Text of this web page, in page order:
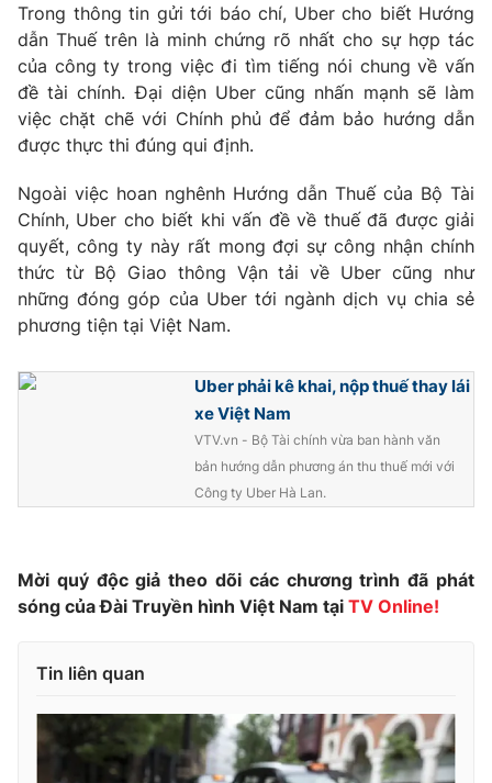
VTV Sức khoẻ Bất động sản
Thị trường 24h Tấm lòng Việt
VTV4 Vươn mình bằng AI
VTV9 VTV8
Liên hệ tòa soạn English
THỜI BÁO VTV
Theo dõi báo trên
Cơ quan báo chí: Thời báo VTV
Tổng Biên tập:Vũ Thanh Thủy
Phó Tổng Biên tập:Nguyễn Thị Mỹ Hạnh, Phạm Quốc Thắng,
Nguyễn Trọng Ninh
Tổng đài VTV: 024.38 355 931 - 024.38 355 932
Trong thông tin gửi tới báo chí, Uber cho biết Hướng
dẫn Thuế trên là minh chứng rõ nhất cho sự hợp tác
của công ty trong việc đi tìm tiếng nói chung về vấn
đề tài chính. Đại diện Uber cũng nhấn mạnh sẽ làm
việc chặt chẽ với Chính phủ để đảm bảo hướng dẫn
được thực thi đúng qui định.
Ngoài việc hoan nghênh Hướng dẫn Thuế của Bộ Tài
Chính, Uber cho biết khi vấn đề về thuế đã được giải
quyết, công ty này rất mong đợi sự công nhận chính
thức từ Bộ Giao thông Vận tải về Uber cũng như
những đóng góp của Uber tới ngành dịch vụ chia sẻ
phương tiện tại Việt Nam.
Uber phải kê khai, nộp thuế thay lái
xe Việt Nam
VTV.vn - Bộ Tài chính vừa ban hành văn
bản hướng dẫn phương án thu thuế mới với
Công ty Uber Hà Lan.
Mời quý độc giả theo dõi các chương trình đã phát
sóng của Đài Truyền hình Việt Nam tại TV Online!
Tin liên quan